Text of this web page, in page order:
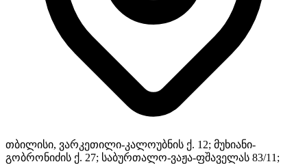
თბილისი, ვარკეთილი-კალოუბნის ქ. 12; მუხიანი-
გობრონიძის ქ. 27; საბურთალო-ვაჟა-ფშაველას 83/11;